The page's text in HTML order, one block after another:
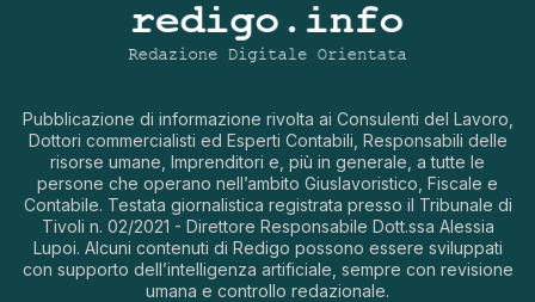
Pubblicazione di informazione rivolta ai Consulenti del Lavoro,
Dottori commercialisti ed Esperti Contabili, Responsabili delle
risorse umane, Imprenditori e, più in generale, a tutte le
persone che operano nell’ambito Giuslavoristico, Fiscale e
Contabile. Testata giornalistica registrata presso il Tribunale di
Tivoli n. 02/2021 - Direttore Responsabile Dott.ssa Alessia
Lupoi. Alcuni contenuti di Redigo possono essere sviluppati
con supporto dell’intelligenza artificiale, sempre con revisione
umana e controllo redazionale.